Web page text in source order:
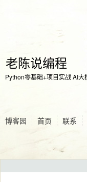
老陈说编程
Python零基础+项目实战 AI
博客园 首页 联系